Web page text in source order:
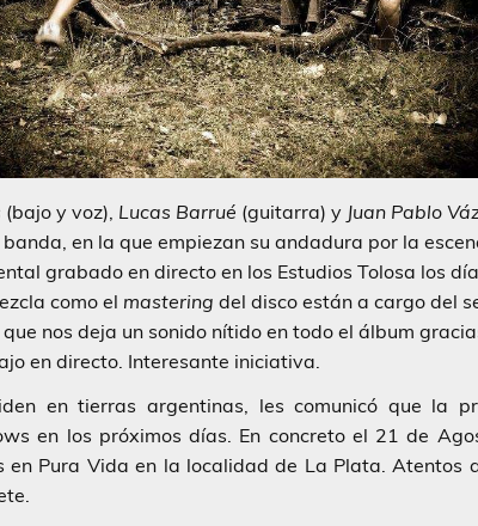
(bajo y voz), Lucas Barrué (guitarra) y Juan Pablo
en la que empiezan su andadura por la
grabado en directo en los Estudios Tolosa los
como el mastering del disco están a cargo del
nos deja un sonido nítido en todo el álbum
en directo. Interesante iniciativa.
en tierras argentinas, les comunicó que la
en los próximos días. En concreto el 21 de
en Pura Vida en la localidad de La Plata. Atentos